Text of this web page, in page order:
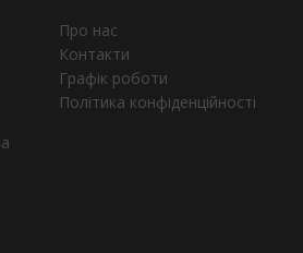
Про нас
Контакти
Графік роботи
Політика конфіденційності